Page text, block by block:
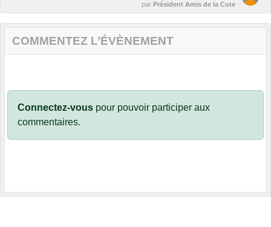
par Président Amis de la Cote
COMMENTEZ L’ÉVÈNEMENT
Connectez-vous pour pouvoir participer aux
commentaires.